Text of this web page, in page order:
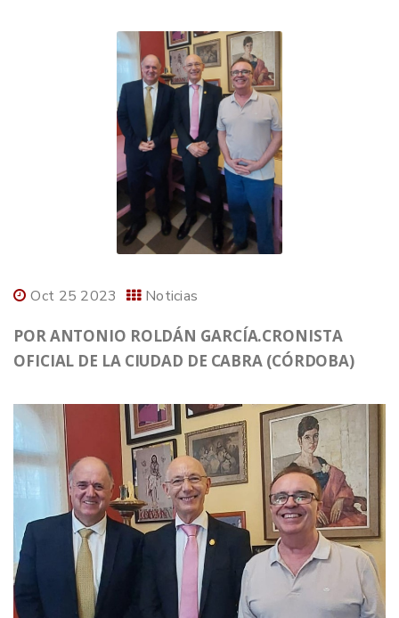
Oct 25 2023 Noticias
POR ANTONIO ROLDÁN GARCÍA.CRONISTA
OFICIAL DE LA CIUDAD DE CABRA (CÓRDOBA)